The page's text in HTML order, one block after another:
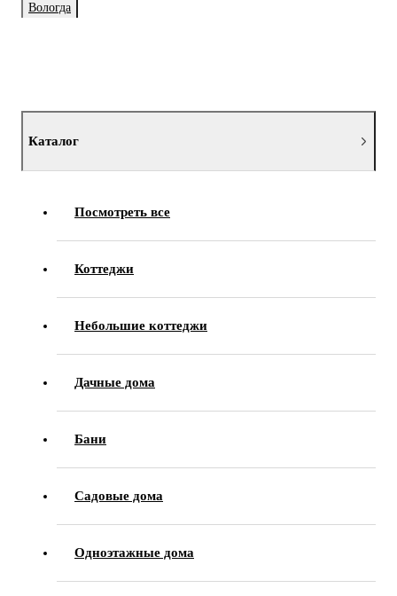
Вологда
Каталог
Посмотреть все
Коттеджи
Небольшие коттеджи
Дачные дома
Бани
Садовые дома
Одноэтажные дома